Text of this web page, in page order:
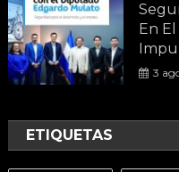
En
3
ETIQUETAS